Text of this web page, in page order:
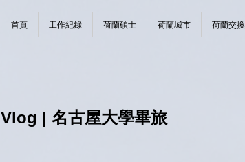
首頁 工作紀錄 荷蘭碩士 荷蘭城市 荷蘭交換
Vlog | 名古屋大學畢旅